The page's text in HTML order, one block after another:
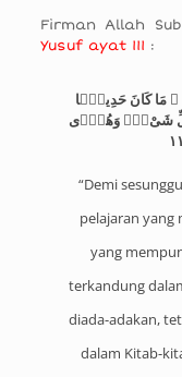
Firman Allah
Yusuf ayat 111 :
مَا كَانَ حَدِيثًۭا
كُلِّ شَىْءٍۢ وَهُدًۭى
“Demi
pelajaran yang
yang
terkandung
diada-adakan,
dalam Kitab-